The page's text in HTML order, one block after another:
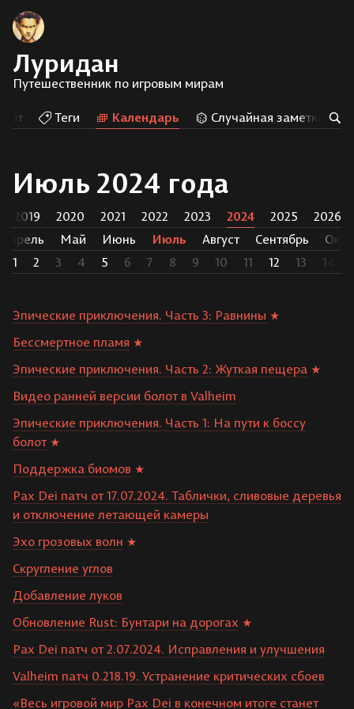
Луридан
Путешественник по игровым мирам
Арт Теги Календарь Случайная заметка
Июль 2024 года
2019 2020 2021 2022 2023 2024 2025
2026
Апрель
Май Июнь Июль Август Сентябрь
1
2 3 4 5 6 7 8 9 10 11 12 13 14
Эпические приключения. Часть 3: Равнины
Бессмертное пламя
Эпические приключения. Часть 2: Жуткая пещера
Видео ранней версии болот в Valheim
Эпические приключения. Часть 1: На пути к боссу
болот
Поддержка биомов
Pax Dei патч от 17.07.2024. Таблички, сливовые деревья
и отключение летающей камеры
Эхо грозовых волн
Скругление углов
Добавление луков
Обновление Rust: Бунтари на дорогах
Pax Dei патч от 2.07.2024. Исправления и улучшения
Valheim патч 0.218.19. Устранение критических сбоев
«Весь игровой мир Pax Dei в конечном итоге станет